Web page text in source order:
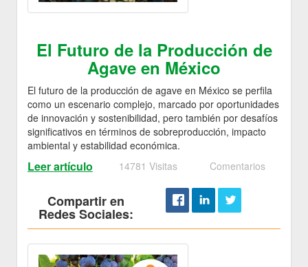
El Futuro de la Producción de
Agave en México
El futuro de la producción de agave en México se perfila
como un escenario complejo, marcado por oportunidades
de innovación y sostenibilidad, pero también por desafíos
significativos en términos de sobreproducción, impacto
ambiental y estabilidad económica.
Leer artículo 14781 Visitas Comentarios
Compartir en
Redes Sociales: